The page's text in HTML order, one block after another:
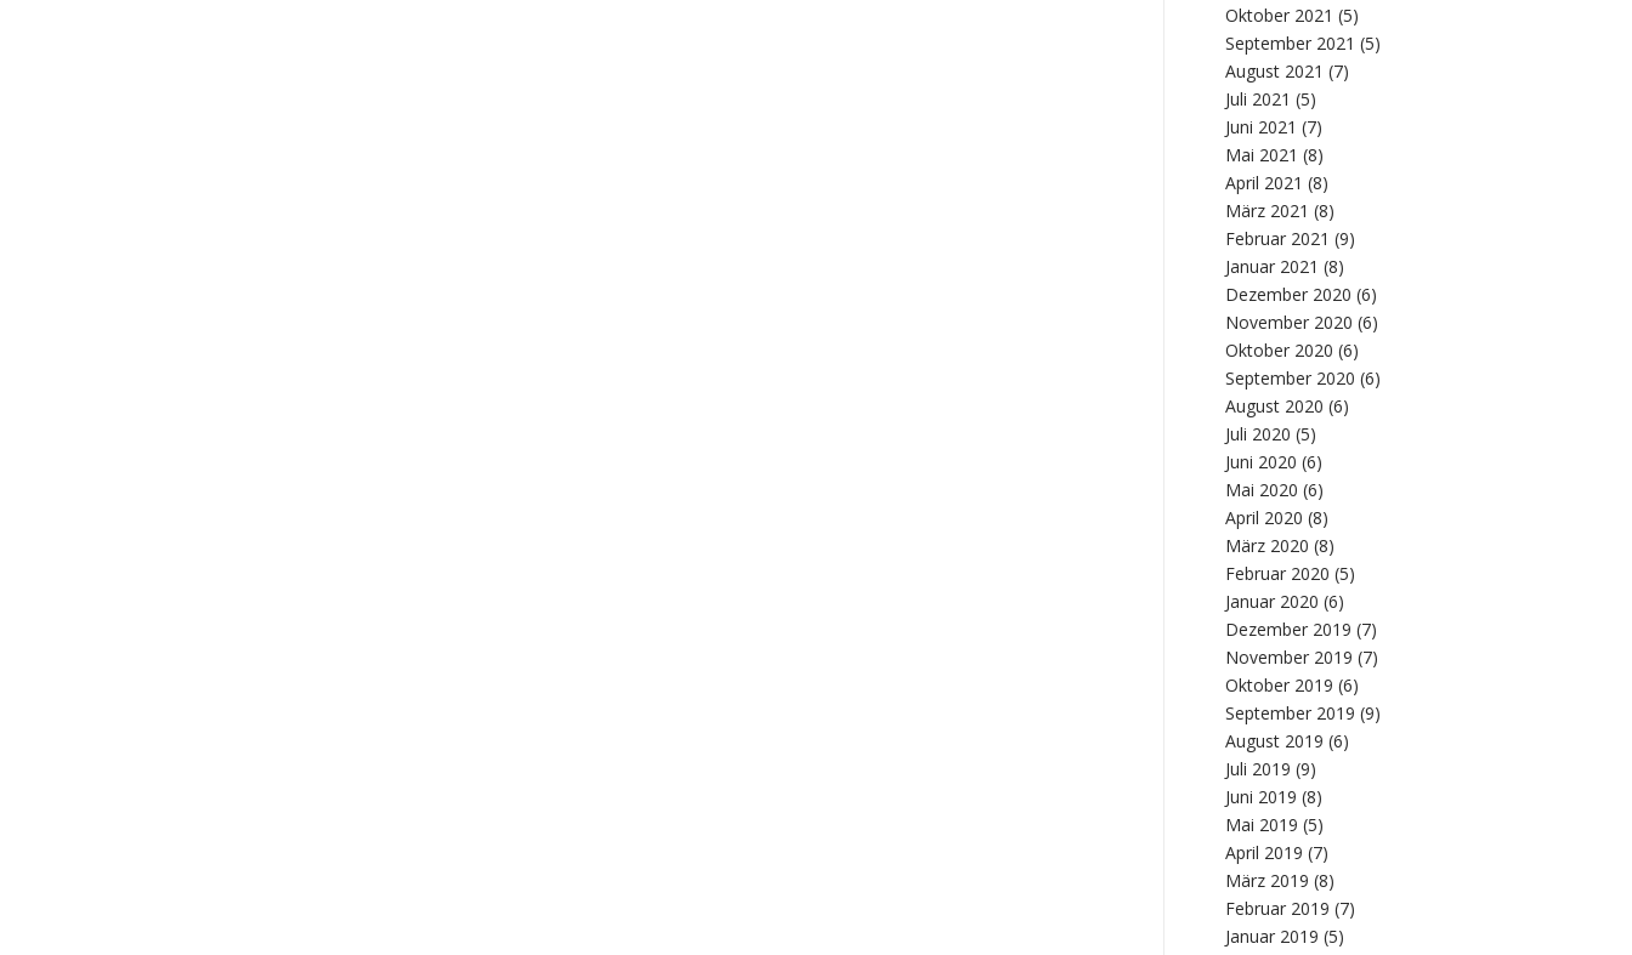
Oktober 2021 (5)
September 2021 (5)
August 2021 (7)
Juli 2021 (5)
Juni 2021 (7)
Mai 2021 (8)
April 2021 (8)
März 2021 (8)
Februar 2021 (9)
Januar 2021 (8)
Dezember 2020 (6)
November 2020 (6)
Oktober 2020 (6)
September 2020 (6)
August 2020 (6)
Juli 2020 (5)
Juni 2020 (6)
Mai 2020 (6)
April 2020 (8)
März 2020 (8)
Februar 2020 (5)
Januar 2020 (6)
Dezember 2019 (7)
November 2019 (7)
Oktober 2019 (6)
September 2019 (9)
August 2019 (6)
Juli 2019 (9)
Juni 2019 (8)
Mai 2019 (5)
April 2019 (7)
März 2019 (8)
Februar 2019 (7)
Januar 2019 (5)